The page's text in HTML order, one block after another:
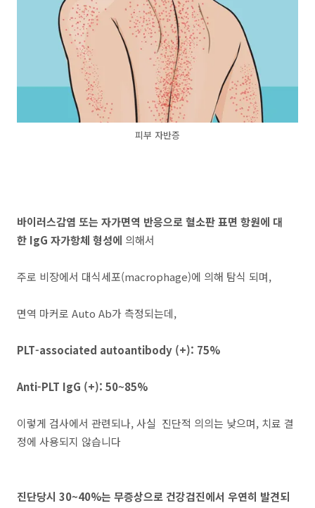
피부 자반증
바이러스감염 또는 자가면역 반응으로 혈소판 표면 항원에 대
한 IgG 자가항체 형성에 의해서
주로 비장에서 대식세포(macrophage)에 의해 탐식 되며,
면역 마커로 Auto Ab가 측정되는데,
PLT-associated autoantibody (+): 75%
Anti-PLT IgG (+): 50~85%
이렇게 검사에서 관련되나, 사실 진단적 의의는 낮으며, 치료 결
정에 사용되지 않습니다
진단당시 30~40%는 무증상으로 건강검진에서 우연히 발견되